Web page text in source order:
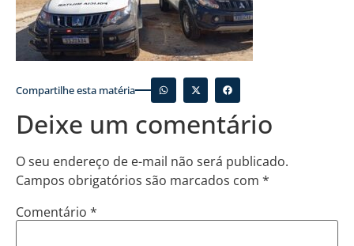
Compartilhe esta matéria
Deixe um comentário
O seu endereço de e-mail não será publicado.
Campos obrigatórios são marcados com *
Comentário *